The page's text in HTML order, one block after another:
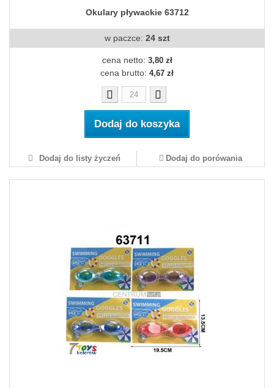
Okulary pływackie 63712
w paczce: 24 szt
cena netto: 3,80 zł
cena brutto: 4,67 zł
Dodaj do koszyka
Dodaj do listy życzeń Dodaj do porówania